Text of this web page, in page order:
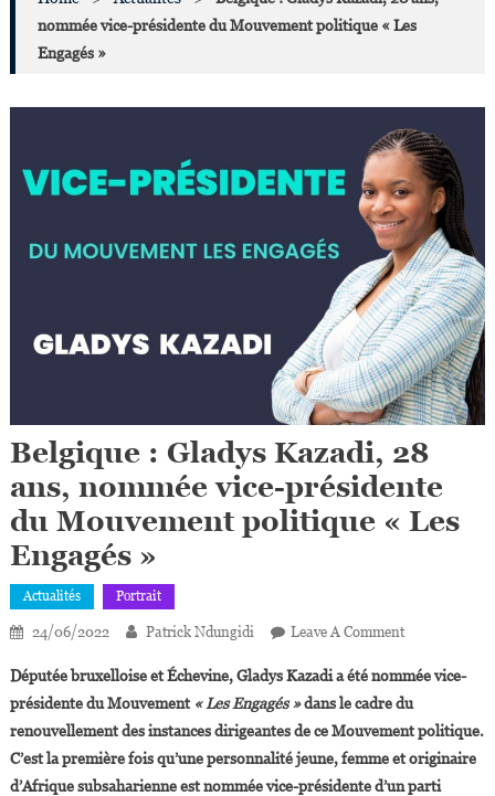
nommée vice-présidente du Mouvement politique « Les
Engagés »
Belgique : Gladys Kazadi, 28
ans, nommée vice-présidente
du Mouvement politique « Les
Engagés »
Actualités Portrait
24/06/2022 Patrick Ndungidi Leave A CommentOn
Gladys
Kazadi,
28
Ans,
Nommée
Députée bruxelloise et Échevine, Gladys Kazadi a été nommée vice-
présidente du Mouvement « Les Engagés »dans le cadre du
renouvellement des instances dirigeantes de ce Mouvement politique.
C’est la première fois qu’une personnalité jeune, femme et originaire
d’Afrique subsaharienne est nommée vice-présidente d’un parti